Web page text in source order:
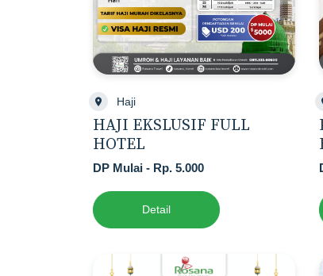
Haji
HAJI EKSLUSIF FULL
HOTEL
DP Mulai - Rp. 5.000
Detail